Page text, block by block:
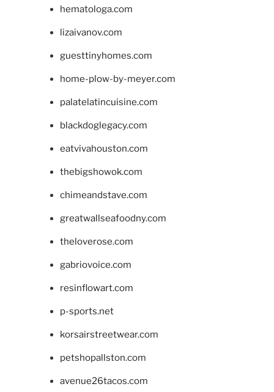
hematologa.com
lizaivanov.com
guesttinyhomes.com
home-plow-by-meyer.com
palatelatincuisine.com
blackdoglegacy.com
eatvivahouston.com
thebigshowok.com
chimeandstave.com
greatwallseafoodny.com
theloverose.com
gabriovoice.com
resinflowart.com
p-sports.net
korsairstreetwear.com
petshopallston.com
avenue26tacos.com